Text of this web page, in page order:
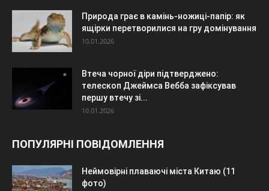
Природа грає в камінь-ножиці-папір: як
ящірки перетворилися на гру домінування
10.01.2026
Втеча чорної діри підтверджено:
телескоп Джеймса Вебба зафіксував
першу втечу зі...
10.01.2026
ПОПУЛЯРНІ ПОВІДОМЛЕННЯ
Неймовірні плаваючі міста Китаю (11
фото)